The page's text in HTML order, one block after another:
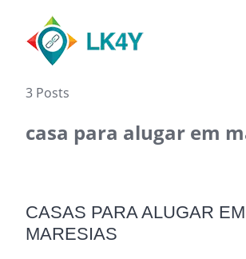
content
3 Posts
casa para alugar em
CASAS PARA ALUGAR EM
MARESIAS